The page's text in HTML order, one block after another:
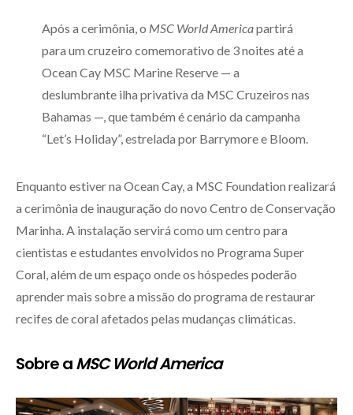
Após a cerimônia, o MSC World Americapartirá
para um cruzeiro comemorativo de 3 noites até a
Ocean Cay MSC Marine Reserve — a
deslumbrante ilha privativa da MSC Cruzeiros nas
Bahamas —, que também é cenário da campanha
“Let’s Holiday”, estrelada por Barrymore e Bloom.
Enquanto estiver na Ocean Cay, a MSC Foundation realizará
a cerimônia de inauguração do novo Centro de Conservação
Marinha. A instalação servirá como um centro para
cientistas e estudantes envolvidos no Programa Super
Coral, além de um espaço onde os hóspedes poderão
aprender mais sobre a missão do programa de restaurar
recifes de coral afetados pelas mudanças climáticas.
Sobre aMSC World America